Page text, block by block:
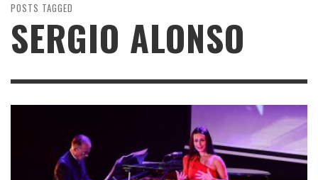
POSTS TAGGED
SERGIO ALONSO